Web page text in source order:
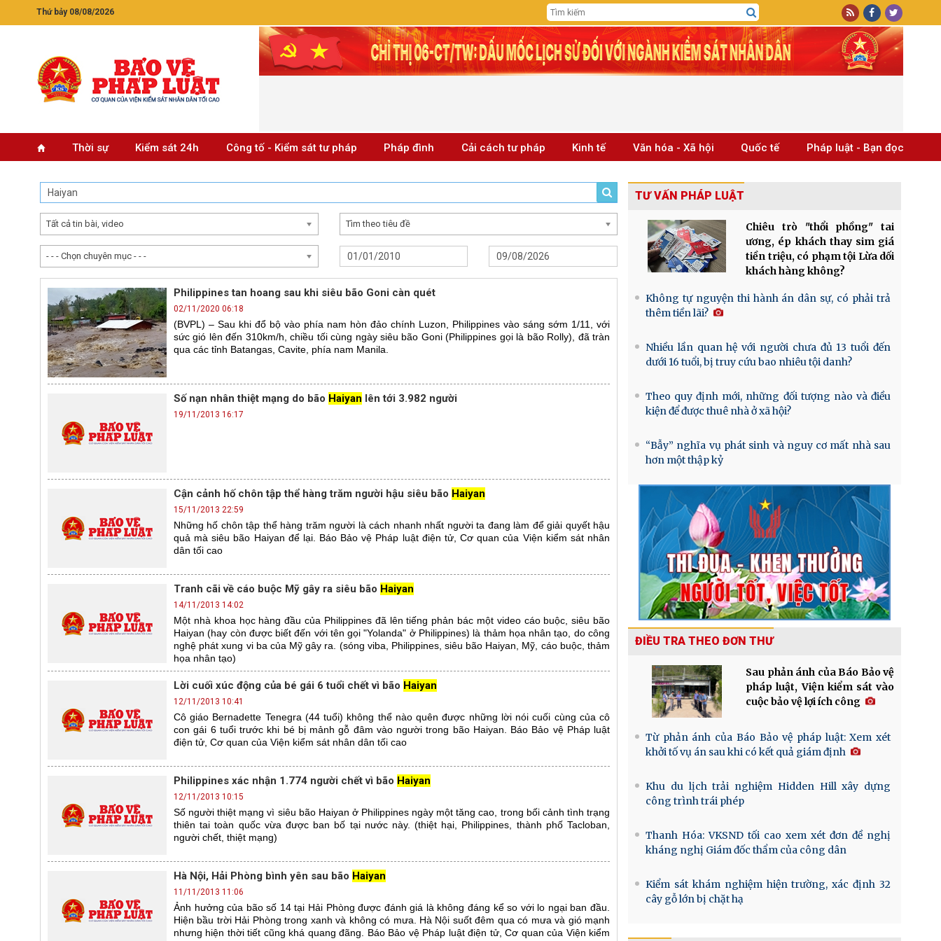
Thứ bảy 08/08/2026
Thời sự Kiểm sát 24h Công tố - Kiểm sát tư pháp Pháp đình Cải cách tư pháp Kinh tế Văn hóa - Xã hội Quốc tế Pháp luật - Bạn đọc
Tất cả tin bài, video Tìm theo tiêu đề
- - - Chọn chuyên mục - - -
Philippines tan hoang sau khi siêu bão Goni càn quét
02/11/2020 06:18
(BVPL) – Sau khi đổ bộ vào phía nam hòn đảo chính Luzon, Philippines vào sáng sớm 1/11, với
sức gió lên đến 310km/h, chiều tối cùng ngày siêu bão Goni (Philippines gọi là bão Rolly), đã tràn
qua các tỉnh Batangas, Cavite, phía nam Manila.
Số nạn nhân thiệt mạng do bão Haiyan lên tới 3.982 người
19/11/2013 16:17
Cận cảnh hố chôn tập thể hàng trăm người hậu siêu bão Haiyan
15/11/2013 22:59
Những hố chôn tập thể hàng trăm người là cách nhanh nhất người ta đang làm để giải quyết hậu
quả mà siêu bão Haiyan để lại. Báo Bảo vệ Pháp luật điện tử, Cơ quan của Viện kiểm sát nhân
dân tối cao
Tranh cãi về cáo buộc Mỹ gây ra siêu bão Haiyan
14/11/2013 14:02
Một nhà khoa học hàng đầu của Philippines đã lên tiếng phản bác một video cáo buộc, siêu bão
Haiyan (hay còn được biết đến với tên gọi "Yolanda" ở Philippines) là thảm họa nhân tạo, do công
nghệ phát xung vi ba của Mỹ gây ra. (sóng viba, Philippines, siêu bão Haiyan, Mỹ, cáo buộc, thảm
họa nhân tạo)
Lời cuối xúc động của bé gái 6 tuổi chết vì bão Haiyan
12/11/2013 10:41
Cô giáo Bernadette Tenegra (44 tuổi) không thể nào quên được những lời nói cuối cùng của cô
con gái 6 tuổi trước khi bé bị mảnh gỗ đâm vào người trong bão Haiyan. Báo Bảo vệ Pháp luật
điện tử, Cơ quan của Viện kiểm sát nhân dân tối cao
Philippines xác nhận 1.774 người chết vì bão Haiyan
12/11/2013 10:15
Số người thiệt mạng vì siêu bão Haiyan ở Philippines ngày một tăng cao, trong bối cảnh tình trạng
thiên tai toàn quốc vừa được ban bố tại nước này. (thiệt hại, Philippines, thành phố Tacloban,
người chết, thiệt mạng)
Hà Nội, Hải Phòng bình yên sau bão Haiyan
11/11/2013 11:06
Ảnh hưởng của bão số 14 tại Hải Phòng được đánh giá là không đáng kể so với lo ngại ban đầu.
Hiện bầu trời Hải Phòng trong xanh và không có mưa. Hà Nội suốt đêm qua có mưa và gió mạnh
nhưng hiện thời tiết cũng khá quang đãng. Báo Bảo vệ Pháp luật điện tử, Cơ quan của Viện kiểm
TƯ VẤN PHÁP LUẬT
Chiêu trò "thổi phồng" tai
ương, ép khách thay sim giá
tiền triệu, có phạm tội Lừa dối
khách hàng không?
Không tự nguyện thi hành án dân sự, có phải trả
thêm tiền lãi?
Nhiều lần quan hệ với người chưa đủ 13 tuổi đến
dưới 16 tuổi, bị truy cứu bao nhiêu tội danh?
Theo quy định mới, những đối tượng nào và điều
kiện để được thuê nhà ở xã hội?
“Bẫy” nghĩa vụ phát sinh và nguy cơ mất nhà sau
hơn một thập kỷ
ĐIỀU TRA THEO ĐƠN THƯ
Sau phản ánh của Báo Bảo vệ
pháp luật, Viện kiểm sát vào
cuộc bảo vệ lợi ích công
Từ phản ánh của Báo Bảo vệ pháp luật: Xem xét
khởi tố vụ án sau khi có kết quả giám định
Khu du lịch trải nghiệm Hidden Hill xây dựng
công trình trái phép
Thanh Hóa: VKSND tối cao xem xét đơn đề nghị
kháng nghị Giám đốc thẩm của công dân
Kiểm sát khám nghiệm hiện trường, xác định 32
cây gỗ lớn bị chặt hạ